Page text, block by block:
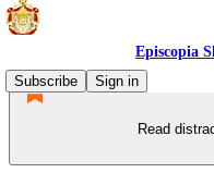
Episcopia
Subscribe
Sign in
Read